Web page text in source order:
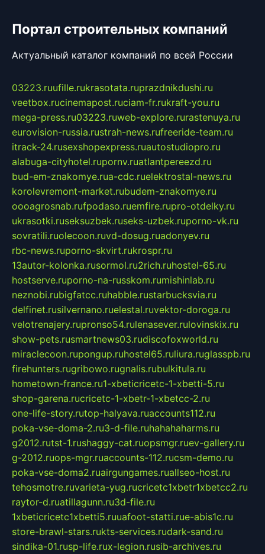
Портал строительных компаний
Актуальный каталог компаний по всей России
03223.ruufille.rukrasotata.ruprazdnikdushi.ru
veetbox.rucinemapost.ruciam-fr.rukraft-you.ru
mega-press.ru03223.ruweb-explore.rurastenuya.ru
eurovision-russia.rustrah-news.rufreeride-team.ru
itrack-24.rusexshopexpress.ruautostudiopro.ru
alabuga-cityhotel.rupornv.ruatlantpereezd.ru
bud-em-znakomye.rua-cdc.ruelektrostal-news.ru
korolevremont-market.rubudem-znakomye.ru
oooagrosnab.rufpodaso.ruemfire.rupro-otdelky.ru
ukrasotki.ruseksuzbek.ruseks-uzbek.ruporno-vk.ru
sovratili.ruolecoon.ruvd-dosug.ruadonyev.ru
rbc-news.ruporno-skvirt.rukrospr.ru
13autor-kolonka.rusormol.ru2rich.ruhostel-65.ru
hostserve.ruporno-na-russkom.rumishinlab.ru
neznobi.rubigfatcc.ruhabble.rustarbucksvia.ru
delfinet.rusilvernano.ruelestal.ruvektor-doroga.ru
velotrenajery.rupronso54.rulenasever.rulovinskix.ru
show-pets.rusmartnews03.rudiscofoxworld.ru
miraclecoon.rupongup.ruhostel65.ruliura.ruglasspb.ru
firehunters.rugribowo.rugnalis.rubulkitula.ru
hometown-france.ru1-xbeticricetc-1-xbetti-5.ru
shop-garena.rucricetc-1-xbetr-1-xbetcc-2.ru
one-life-story.rutop-halyava.ruaccounts112.ru
poka-vse-doma-2.ru3-d-file.ruhahahaharms.ru
g2012.rutst-1.rushaggy-cat.ruopsmgr.ruev-gallery.ru
g-2012.ruops-mgr.ruaccounts-112.rucsm-demo.ru
poka-vse-doma2.ruairgungames.ruallseo-host.ru
tehosmotre.ruvarieta-yug.rucricetc1xbetr1xbetcc2.ru
raytor-d.ruatillagunn.ru3d-file.ru
1xbeticricetc1xbetti5.ruuafoot-statti.rue-abis1c.ru
store-brawl-stars.rukts-services.rudark-sand.ru
sindika-01.rusp-life.rux-legion.rusib-archives.ru